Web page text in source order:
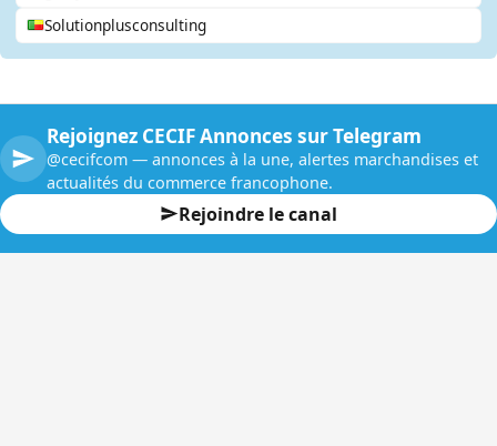
Solutionplusconsulting
Rejoignez CECIF Annonces sur Telegram
@cecifcom — annonces à la une, alertes marchandises et
actualités du commerce francophone.
Rejoindre le canal